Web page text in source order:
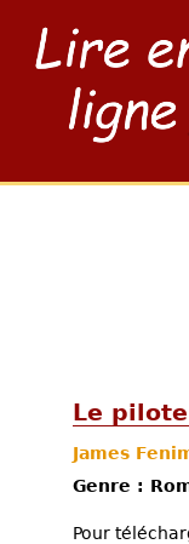
Le pilote
James
Genre :
Pour